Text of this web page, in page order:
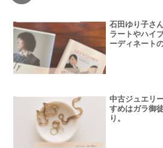
石田ゆり子さ
ラートやハイ
ーディネート
中古ジュエリ
すめはガラ御
り。